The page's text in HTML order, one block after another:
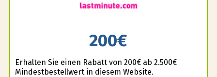
200€
Erhalten Sie einen Rabatt von 200€ ab 2.500€
Mindestbestellwert in diesem Website.